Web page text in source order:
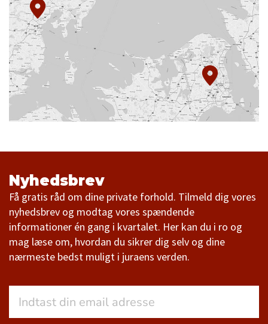
Nyhedsbrev
Få gratis råd om dine private forhold. Tilmeld dig vores
nyhedsbrev og modtag vores spændende
informationer én gang i kvartalet. Her kan du i ro og
mag læse om, hvordan du sikrer dig selv og dine
nærmeste bedst muligt i juraens verden.